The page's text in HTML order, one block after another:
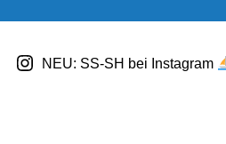
NEU: SS-SH bei Instagram